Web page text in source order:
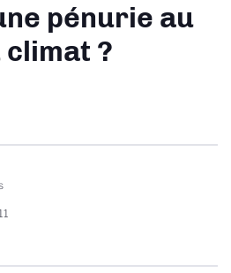
pénurie au
?